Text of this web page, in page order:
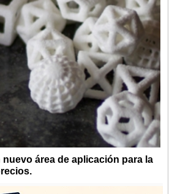
área de aplicación para la